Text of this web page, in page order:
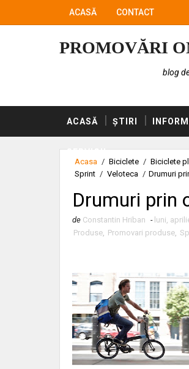
ACASĂ CONTACT
PROMOVĂRI
blog
ACASĂ ȘTIRI
SERVICII
Acasa / Biciclete / Biciclete
Sprint / Veloteca / Drumuri
Drumuri prin
de Constantin Hriban - luni,
Produse, Promovari produse,